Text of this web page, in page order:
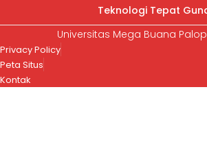
Teknologi Tepat
Universitas Mega Buana
Privacy Policy
Peta Situs
Kontak